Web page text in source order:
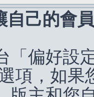
自己的會
「偏好設
項，如果